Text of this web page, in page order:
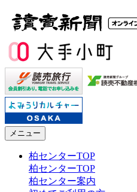
メニュー
柏センターTOP
柏センターTOP
柏センター案内